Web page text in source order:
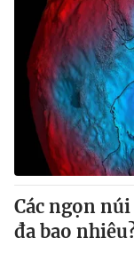
Thế giới
Tin tức
Thế giới đó đây
Câu chuyện
Kinh tế
Tài chính
Thị trường
Góc doanh
Dữ liệu và đời
Truyền hình
Các ngọn
đa bao